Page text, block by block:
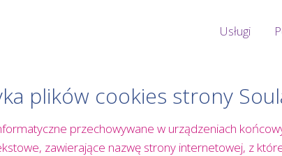
Usługi
plików cookies strony
przechowywane w urządzeniach
zawierające nazwę strony internetowej, z